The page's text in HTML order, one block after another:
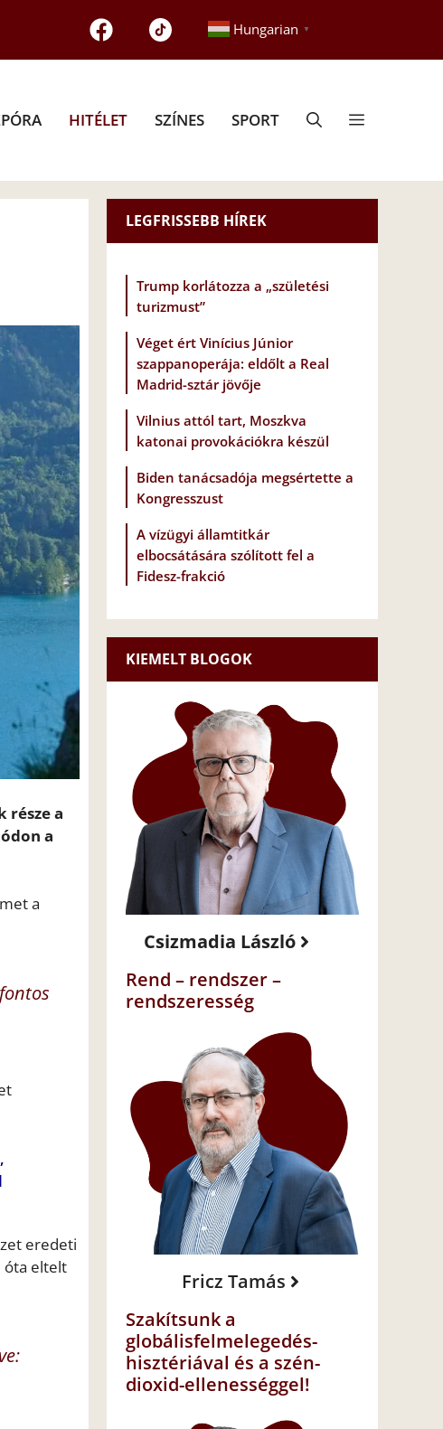
Hungarian ▼
HITÉLET SZÍNES SPORT
része a
a
a
eredeti
óta eltelt
LEGFRISSEBB HÍREK
Trump korlátozza a „születési
turizmust”
Véget ért Vinícius Júnior
szappanoperája: eldőlt a Real
Madrid-sztár jövője
Vilnius attól tart, Moszkva
katonai provokációkra készül
Biden tanácsadója megsértette a
Kongresszust
A vízügyi államtitkár
elbocsátására szólított fel a
Fidesz-frakció
KIEMELT BLOGOK
Csizmadia László
Rend – rendszer –
rendszeresség
Fricz Tamás
Szakítsunk a
globálisfelmelegedés-
hisztériával és a szén-
dioxid-ellenességgel!